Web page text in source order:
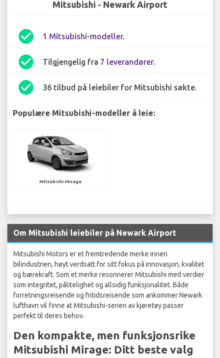
Mitsubishi - Newark Airport
check_circle 1 Mitsubishi-modeller.
check_circle Tilgjengelig fra 7 leverandører.
check_circle 36 tilbud på leiebiler for Mitsubishi søkte.
Populære Mitsubishi-modeller å leie:
Mitsubishi Mirage
Om Mitsubishi leiebiler på Newark Airport
Mitsubishi Motors er et fremtredende merke innen
bilindustrien, høyt verdsatt for sitt fokus på innovasjon, kvalitet
og bærekraft. Som et merke resonnerer Mitsubishi med verdier
som integritet, pålitelighet og allsidig funksjonalitet. Både
forretningsreisende og fritidsreisende som ankommer Newark
lufthavn vil finne at Mitsubishi-serien av kjøretøy passer
perfekt til deres behov.
Den kompakte, men funksjonsrike
Mitsubishi Mirage: Ditt beste valg